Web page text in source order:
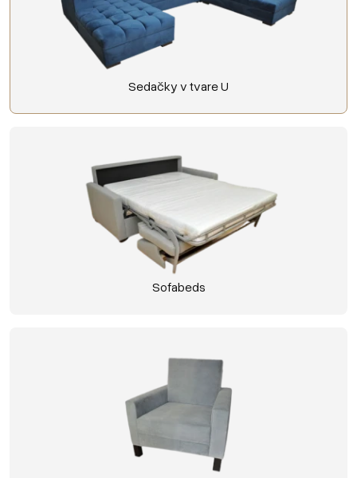
Sedačky v tvare U
Sofabeds